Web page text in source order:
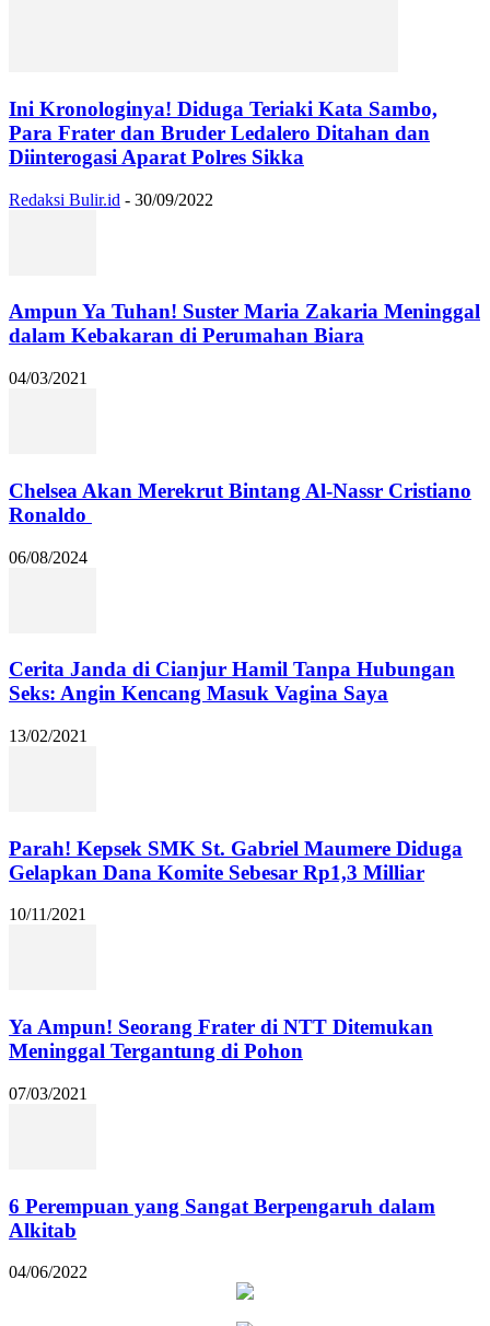
Ini Kronologinya! Diduga Teriaki Kata Sambo,
Para Frater dan Bruder Ledalero Ditahan dan
Diinterogasi Aparat Polres Sikka
Redaksi Bulir.id - 30/09/2022
Ampun Ya Tuhan! Suster Maria Zakaria Meninggal
dalam Kebakaran di Perumahan Biara
04/03/2021
Chelsea Akan Merekrut Bintang Al-Nassr Cristiano
Ronaldo
06/08/2024
Cerita Janda di Cianjur Hamil Tanpa Hubungan
Seks: Angin Kencang Masuk Vagina Saya
13/02/2021
Parah! Kepsek SMK St. Gabriel Maumere Diduga
Gelapkan Dana Komite Sebesar Rp1,3 Milliar
10/11/2021
Ya Ampun! Seorang Frater di NTT Ditemukan
Meninggal Tergantung di Pohon
07/03/2021
6 Perempuan yang Sangat Berpengaruh dalam
Alkitab
04/06/2022